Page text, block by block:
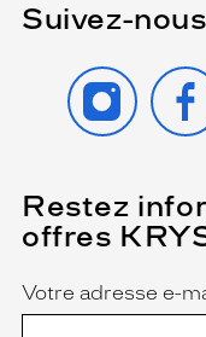
Suivez-nous
INSTAGRAM
Restez
offres
Name
Votre adresse e-
(Ce
champ
est